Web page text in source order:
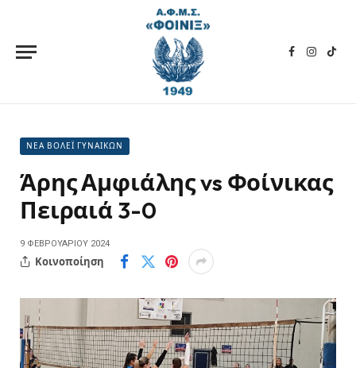
Facebook
ΝΕΑ ΒΟΛΕΪ ΓΥΝΑΙΚΩΝ
Άρης Αμφιάλης vs Φοίνικας
Πειραιά 3-0
9 ΦΕΒΡΟΥΑΡΊΟΥ 2024
Κοινοποίηση